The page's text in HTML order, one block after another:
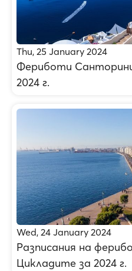
Thu, 25 January 2024
Фериботи
2024 г.
Wed, 24 January 2024
Разписания на
Цикладите за 2024 г.